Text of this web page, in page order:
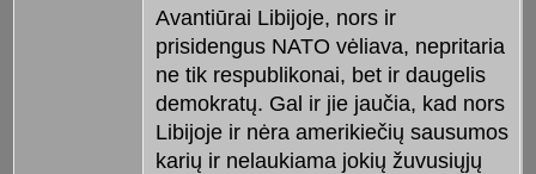
Avantiūrai Libijoje, nors ir
prisidengus NATO vėliava, nepritaria
ne tik respublikonai, bet ir daugelis
demokratų. Gal ir jie jaučia, kad nors
Libijoje ir nėra amerikiečių sausumos
karių ir nelaukiama jokių žuvusiųjų